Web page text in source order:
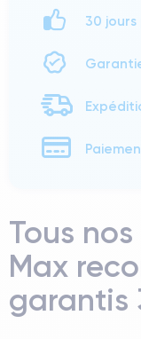
30
Tous
Max
garantis